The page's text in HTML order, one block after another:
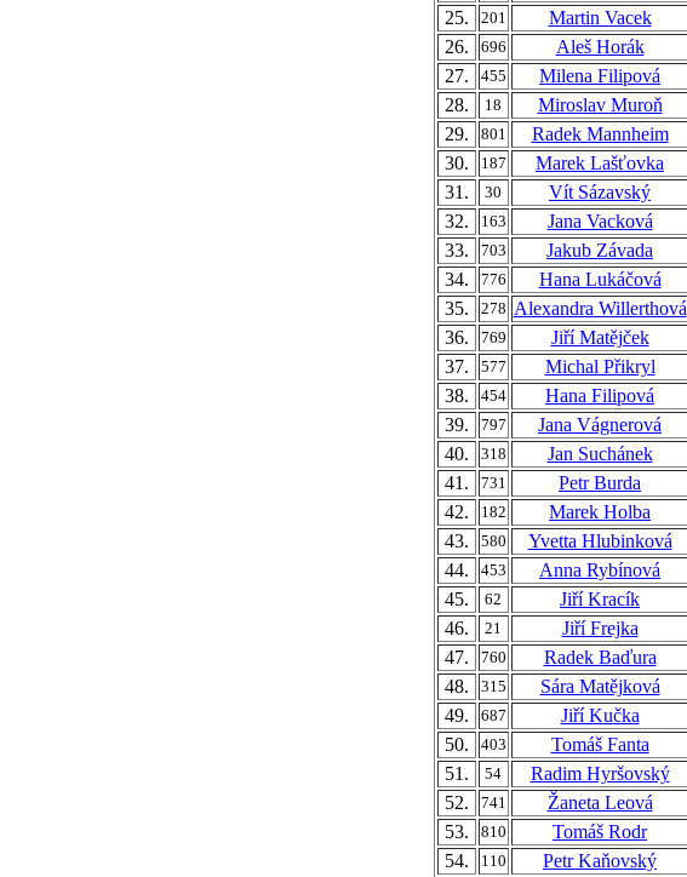
25.
201 Martin Vacek
26.
696 Aleš Horák
27.
455 Milena Filipová
28.
18 Miroslav Muroň
29.
801 Radek Mannheim
30.
187 Marek Lašťovka
31.
30 Vít Sázavský
32.
163 Jana Vacková
33.
703 Jakub Závada
34.
776 Hana Lukáčová
35.
278 Alexandra Willerthová
36.
769 Jiří Matějček
37.
577 Michal Přikryl
38.
454 Hana Filipová
39.
797 Jana Vágnerová
40.
318 Jan Suchánek
41.
731 Petr Burda
42.
182 Marek Holba
43.
580 Yvetta Hlubinková
44.
453 Anna Rybínová
45.
62 Jiří Kracík
46.
21 Jiří Frejka
47.
760 Radek Baďura
48.
315 Sára Matějková
49.
687 Jiří Kučka
50.
403 Tomáš Fanta
51.
54 Radim Hyršovský
52.
741 Žaneta Leová
53.
810 Tomáš Rodr
54.
110 Petr Kaňovský